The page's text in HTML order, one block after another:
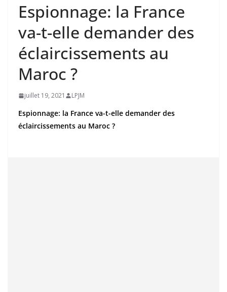
Espionnage: la France
va-t-elle demander des
éclaircissements au
Maroc ?
juillet 19, 2021 LPJM
Espionnage: la France va-t-elle demander des
éclaircissements au Maroc ?